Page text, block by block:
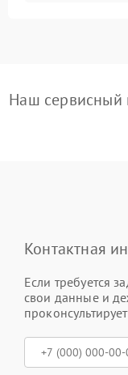
Наш сервисный
Контактная
Если требуется
свои данные и